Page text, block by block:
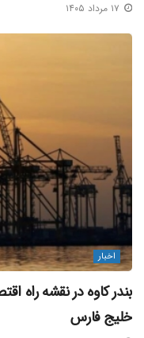
اخبار
بندر کاوه در نقشه راه
خلیج فارس